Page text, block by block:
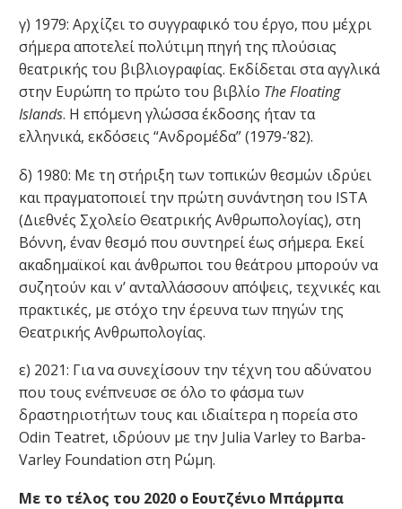
γ) 1979: Αρχίζει το συγγραφικό του έργο, που μέχρι
σήμερα αποτελεί πολύτιμη πηγή της πλούσιας
θεατρικής του βιβλιογραφίας. Εκδίδεται στα αγγλικά
στην Ευρώπη το πρώτο του βιβλίο The Floating
Islands. Η επόμενη γλώσσα έκδοσης ήταν τα
ελληνικά, εκδόσεις “Ανδρομέδα” (1979-’82).
δ) 1980: Με τη στήριξη των τοπικών θεσμών ιδρύει
και πραγματοποιεί την πρώτη συνάντηση του ISTA
(Διεθνές Σχολείο Θεατρικής Ανθρωπολογίας), στη
Βόννη, έναν θεσμό που συντηρεί έως σήμερα. Εκεί
ακαδημαϊκοί και άνθρωποι του θεάτρου μπορούν να
συζητούν και ν’ ανταλλάσσουν απόψεις, τεχνικές και
πρακτικές, με στόχο την έρευνα των πηγών της
Θεατρικής Ανθρωπολογίας.
ε) 2021: Για να συνεχίσουν την τέχνη του αδύνατου
που τους ενέπνευσε σε όλο το φάσμα των
δραστηριοτήτων τους και ιδιαίτερα η πορεία στο
Odin Teatret, ιδρύουν με την Julia Varley το Barba-
Varley Foundation στη Ρώμη.
Με το τέλος του 2020 ο Εουτζένιο Μπάρμπα